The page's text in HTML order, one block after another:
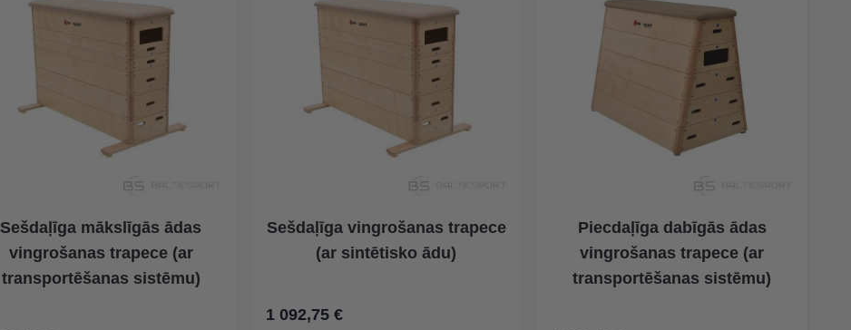
Sešdaļīga mākslīgās ādas
vingrošanas trapece (ar
transportēšanas sistēmu)
Sešdaļīga vingrošanas trapece
(ar sintētisko ādu)
1 092,75 €
Piecdaļīga dabīgās ādas
vingrošanas trapece (ar
transportēšanas sistēmu)